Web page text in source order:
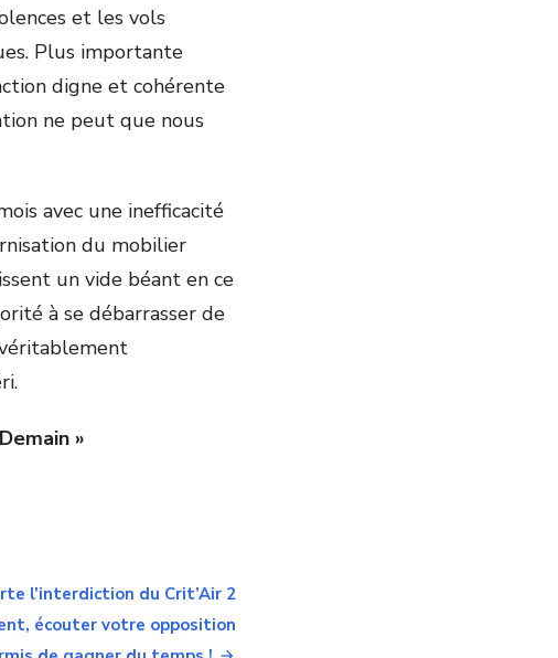
et les vols
Plus importante
digne et cohérente
ne peut que nous
avec une inefficacité
du mobilier
un vide béant en ce
à se débarrasser de
»
l’interdiction du Crit’Air 2
écouter votre opposition